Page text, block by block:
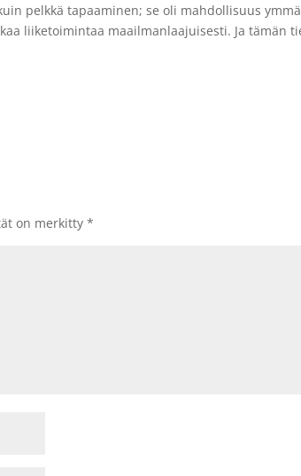
pelkkä tapaaminen; se oli mahdollisuus
liiketoimintaa maailmanlaajuisesti. Ja tämän
on merkitty*